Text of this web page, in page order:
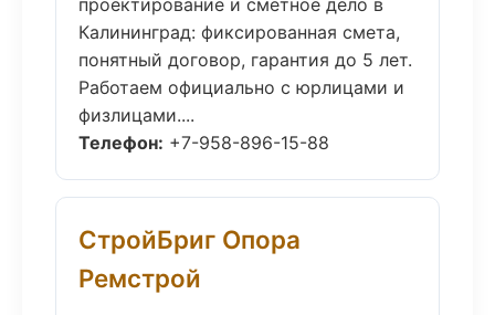
проектирование и сметное дело в
Калининград: фиксированная смета,
понятный договор, гарантия до 5 лет.
Работаем официально с юрлицами и
физлицами....
Телефон: +7-958-896-15-88
СтройБриг Опора
Ремстрой